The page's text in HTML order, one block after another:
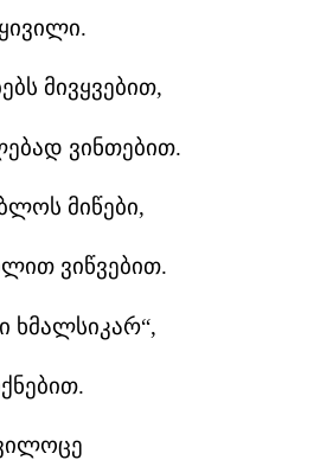
მივყვებით,
ვინთებით.
მიწები,
ვიწვებით.
ხმალსიკარ“,